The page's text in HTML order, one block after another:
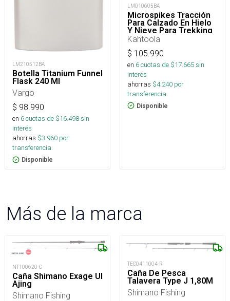
LM210512BA
Botella Titanium Funnel
Flask 240 Ml
Vargo
$ 98.990
en 6cuotas de $16.498sin
interés
ahorras $3.960 por
transferencia.
Disponible
LM010605BA
Microspikes Tracción
Para Calzado En Hielo
Y Nieve Para Trekking
Kahtoola
$ 105.990
en 6cuotas de $17.665sin
interés
ahorras $4.240 por
transferencia.
Disponible
Más de la marca
NT100620-C
Caña Shimano Exage Ul
Ajing
Shimano Fishing
TEC0411004-R
Caña De Pesca
Talavera Type J 1,80M
Shimano Fishing